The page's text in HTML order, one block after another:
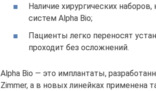
Наличие хирургических
систем Alpha Bio;
Пациенты легко переносят
проходит без осложнений.
Alpha Bio — это имплантаты,
Zimmer, а в новых линейках применена